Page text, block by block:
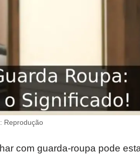
Reprodução
com guarda-roupa pode